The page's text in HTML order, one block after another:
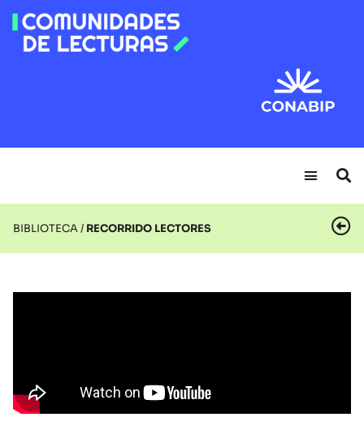
BIBLIOTECA / RECORRIDO LECTORES